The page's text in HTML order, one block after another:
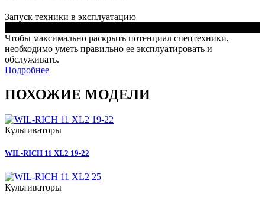
Запуск техники в эксплуатацию
Чтобы максимально раскрыть потенциал спецтехники,
необходимо уметь правильно ее эксплуатировать и
обслуживать.
Подробнее
ПОХОЖИЕ МОДЕЛИ
Культиваторы
WIL-RICH 11 XL2 19-22
Культиваторы